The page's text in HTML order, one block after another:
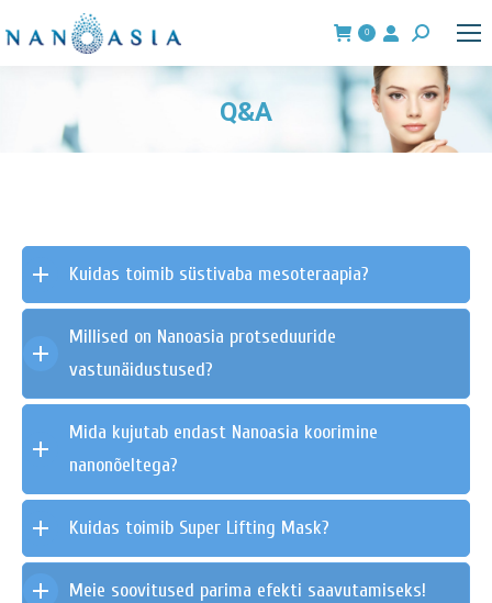
0 Search:
Q&A
You are here:
Kuidas toimib süstivaba mesoteraapia?
Millised on Nanoasia protseduuride
vastunäidustused?
Mida kujutab endast Nanoasia koorimine
nanonõeltega?
Kuidas toimib Super Lifting Mask?
Meie soovitused parima efekti saavutamiseks!